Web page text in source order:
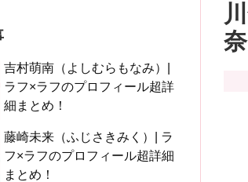
奈
吉村萌南（よしむらもなみ）|
ラフ×ラフのプロフィール超詳
細まとめ！
藤崎未来（ふじさきみく）| ラ
フ×ラフのプロフィール超詳細
まとめ！